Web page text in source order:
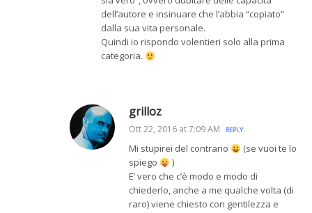
dell’autore e insinuare che l’abbia “copiato”
dalla sua vita personale.
Quindi io rispondo volentieri solo alla prima
categoria.
grilloz
Ott 22, 2016 at 7:09 AM REPLY
Mi stupirei del contrario
(se vuoi te lo
spiego
)
E’ vero che c’è modo e modo di
chiederlo, anche a me qualche volta (di
raro) viene chiesto con gentilezza e